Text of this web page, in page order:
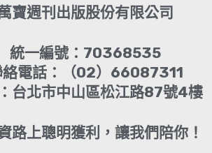
寶週刊出版股份有限公司
統一編號：70368535
絡電話：（02）66087311
台北市中山區松江路87號4樓
路上聰明獲利，讓我們陪你！